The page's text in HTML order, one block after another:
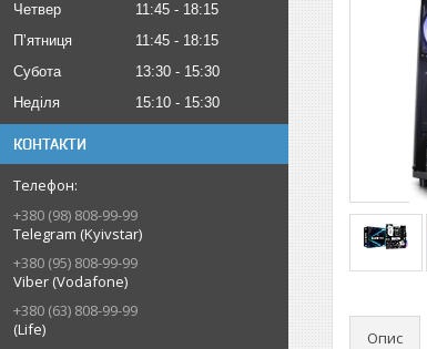
Четвер
11:45
18:15
Пʼятниця
11:45
18:15
Субота
13:30
15:30
Неділя
15:10 15:30
КОНТАКТИ
+380 (98) 808-99-99
Telegram (Kyivstar)
+380 (95) 808-99-99
Viber (Vodafone)
+380 (63) 808-99-99
(Life)
Опис